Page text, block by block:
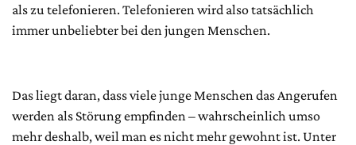
als zu telefonieren. Telefonieren wird also tatsächlich
immer unbeliebter bei den jungen Menschen.
Das liegt daran, dass viele junge Menschen das Angerufen
werden als Störung empfinden – wahrscheinlich umso
mehr deshalb, weil man es nicht mehr gewohnt ist. Unter